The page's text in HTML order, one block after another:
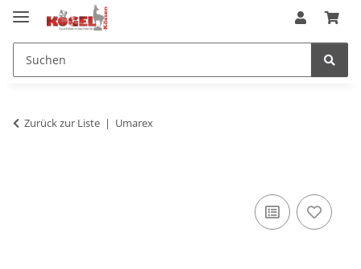
Zurück zur Liste Umarex